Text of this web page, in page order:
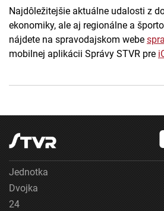
Najdôležitejšie aktuálne udalosti z
ekonomiky, ale aj regionálne a
nájdete na spravodajskom webe
mobilnej aplikácii Správy STVR pre
Jednotka
Dvojka
24